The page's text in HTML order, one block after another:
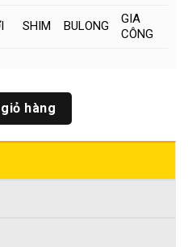
SHIM BULONG
GIA
CÔNG
số lượng
hàng